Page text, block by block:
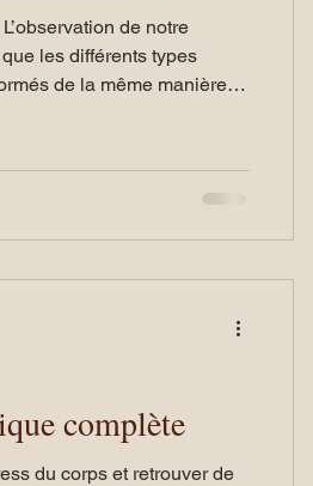
les différents types
de la même manière.
de
complète
du corps et retrouver de